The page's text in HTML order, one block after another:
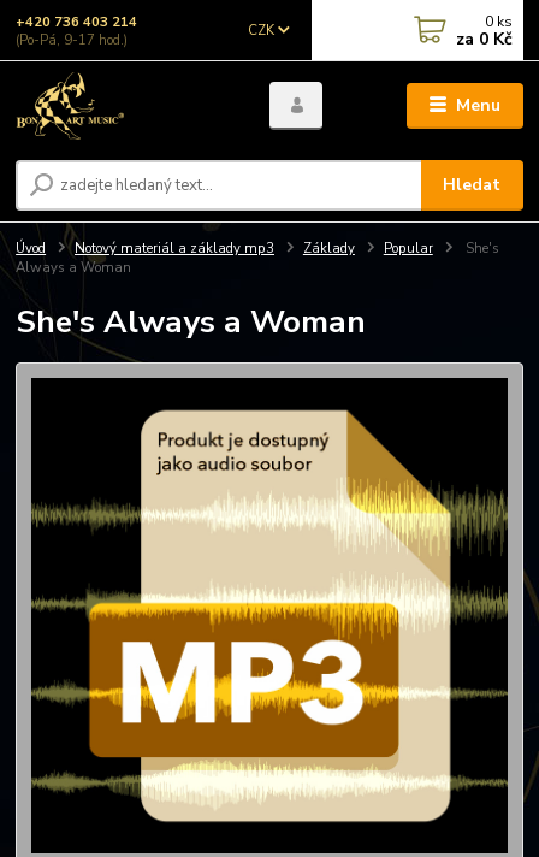
Menu
CZK
Hledat
+420 736 403 214
(Po-Pá, 9-17 hod.)
0 ks
za 0 Kč
Úvod Notový materiál a základy mp3 Základy Popular
She's
Always a Woman
She's Always a Woman